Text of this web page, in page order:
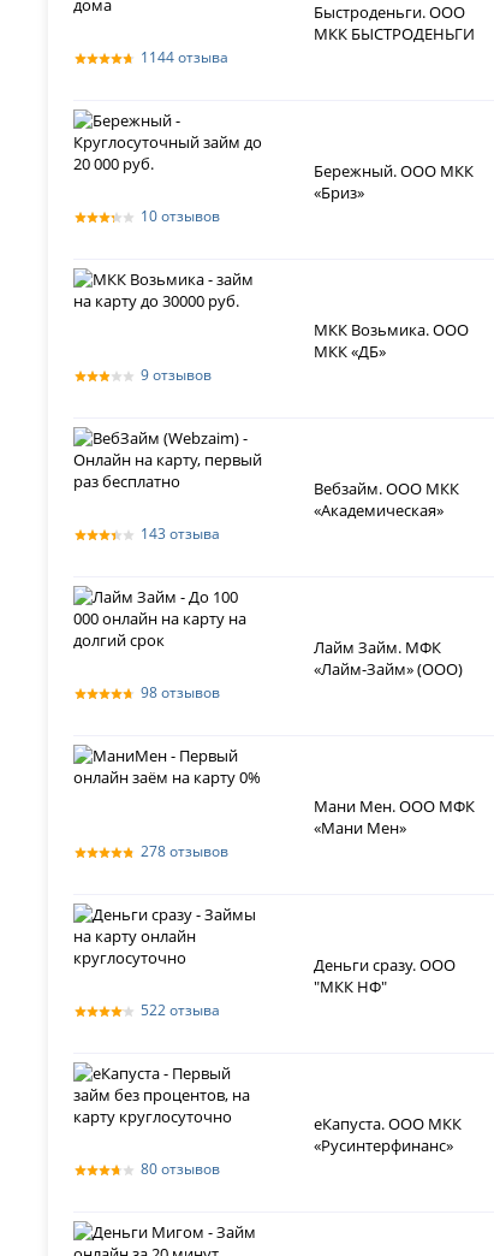
1144 отзыва
Быстроденьги. ООО
МКК БЫСТРОДЕНЬГИ
10 отзывов
Бережный. ООО МКК
«Бриз»
9 отзывов
МКК Возьмика. ООО
МКК «ДБ»
143 отзыва
Вебзайм. ООО МКК
«Академическая»
98 отзывов
Лайм Займ. МФК
«Лайм-Займ» (ООО)
278 отзывов
Мани Мен. ООО МФК
«Мани Мен»
522 отзыва
Деньги сразу. ООО
"МКК НФ"
80 отзывов
еКапуста. ООО МКК
«Русинтерфинанс»